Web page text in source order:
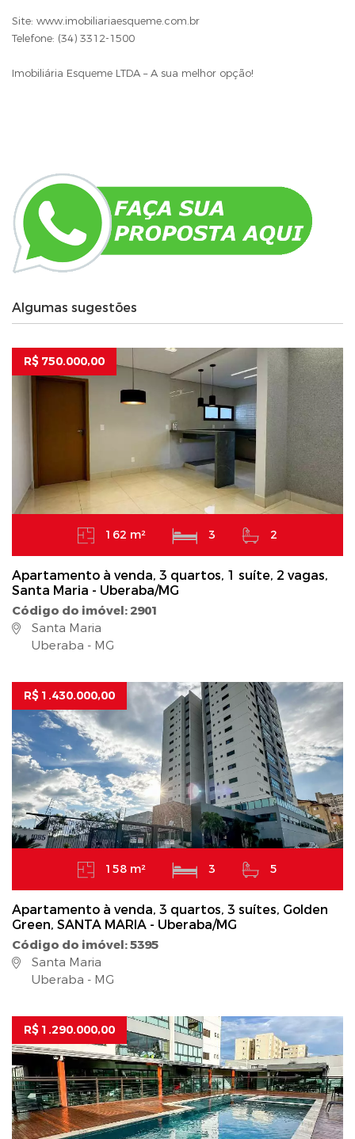
Site: www.imobiliariaesqueme.com.br
Telefone: (34) 3312-1500
Imobiliária Esqueme LTDA – A sua melhor opção!
Algumas sugestões
R$ 750.000,00
162 m² 3 2
Apartamento à venda, 3 quartos, 1 suíte, 2 vagas,
Santa Maria - Uberaba/MG
Código do imóvel: 2901
Santa Maria
Uberaba - MG
R$ 1.430.000,00
158 m² 3 5
Apartamento à venda, 3 quartos, 3 suítes, Golden
Green, SANTA MARIA - Uberaba/MG
Código do imóvel: 5395
Santa Maria
Uberaba - MG
R$ 1.290.000,00